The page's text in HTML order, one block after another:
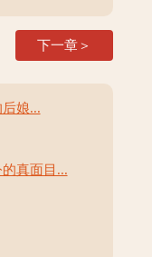
下一章＞
娘...
真面目...